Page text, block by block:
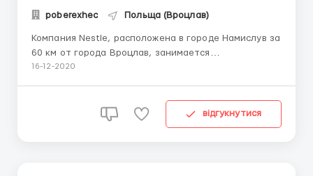
poberexhec Польща (Вроцлав)
Компания Nestle, расположена в городе Намислув за
60 км от города Вроцлав, занимается
производством мороженного Froneri. Компания снова
оформление по трудовому договору с хорошими
16-12-2020
відгукнутися